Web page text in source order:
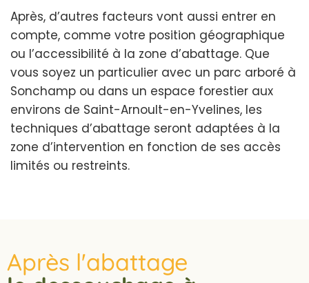
Après, d’autres facteurs vont aussi entrer en
compte, comme votre position géographique
ou l’accessibilité à la zone d’abattage. Que
vous soyez un particulier avec un parc arboré à
Sonchamp ou dans un espace forestier aux
environs de Saint-Arnoult-en-Yvelines, les
techniques d’abattage seront adaptées à la
zone d’intervention en fonction de ses accès
limités ou restreints.
Après l'abattage